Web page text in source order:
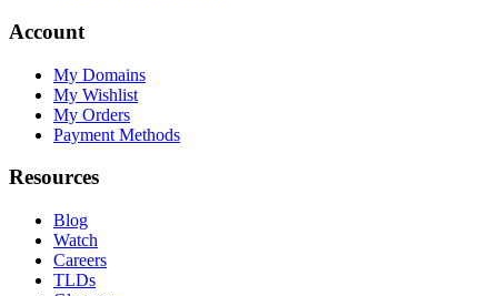
Account
My Domains
My Wishlist
My Orders
Payment Methods
Resources
Blog
Watch
Careers
TLDs